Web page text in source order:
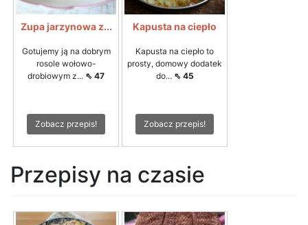
Zupa jarzynowa z...
Gotujemy ją na dobrym
rosole wołowo-
drobiowym z... ⇖ 47
Zobacz przepis!
Kapusta na ciepło
Kapusta na ciepło to
prosty, domowy dodatek
do... ⇖ 45
Zobacz przepis!
Przepisy na czasie